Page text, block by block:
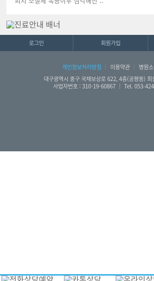
로그인 회원가입
개인정보처리방침 이용약관 병원소
대구광역시 중구 국채보상로 622, 4층(공평동) 최
사업자번호 : 310-19-60867 │ Tel. 053-